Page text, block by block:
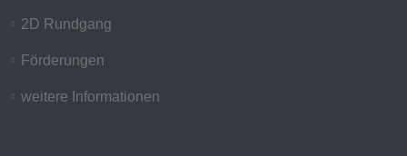
2D Rundgang
Förderungen
weitere Informationen